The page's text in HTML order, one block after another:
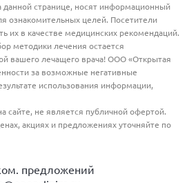
странице, носят информационный
ознакомительных целей. Посетители
их в качестве медицинских рекомендаций.
методики лечения остается
вашего лечащего врача! ООО «Открытая
за возможные негативные
использования информации,
не является публичной офертой.
акциях и предложениях уточняйте по
предложений